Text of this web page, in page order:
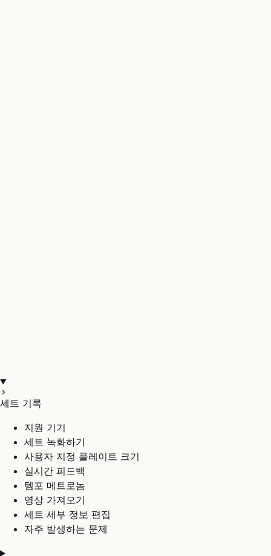
세트 기록
지원 기기
세트 녹화하기
사용자 지정 플레이트 크기
실시간 피드백
템포 메트로놈
영상 가져오기
세트 세부 정보 편집
자주 발생하는 문제